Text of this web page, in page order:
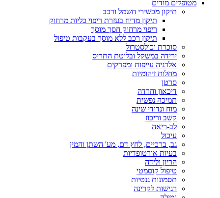
מטופלים מודים
תיקון מכשירי חשמל ורכב
תיקון מדיח בעזרת ריפוי כליות מרחוק
ריפוי מרחוק חסך מוסך
תיקון רכב ללא מוסך בעקבות טיפול
סוכרת וכולסטרול
ירידה במשקל ובלוטת התריס
אלרגיה עייפות ומפרקים
מחלות זיהומיות
סרטן
דיכאון וחרדה
תמיכה נפשית
מוח ונדודי שינה
קשב וריכוז
לב-ריאה
עיכול
גב, ברכיים, לחץ דם, מע' השתן והמין
בעיות אורטופדיות
הריון ולידה
טיפול קוסמטי
תסמונות גנטיות
רגישות לקרינה